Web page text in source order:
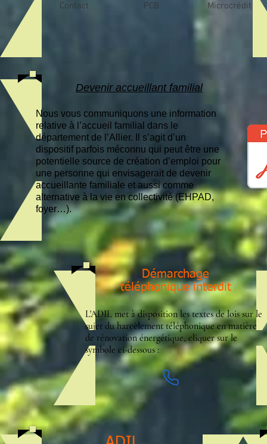
Contact PCB Microcrédit
Devenir accueillant familial
Nous vous communiquons une information
relative à l’accueil familial dans le
département de l’Allier. Il s’agit d’un
dispositif parfois méconnu qui peut être une
potentielle source de création d’emploi pour
une personne qui envisagerait de devenir
accueillante familiale et aussi comme
alternative à la vie en collectivité (EHPAD,
foyer…).
Démarchage
téléphonique interdit
L'ADIL met à disposition les textes de lois sur le
sujet du harcèlement téléphonique en matière
de rénovation énergétique, cliquer sur le
symbole ci-dessous :